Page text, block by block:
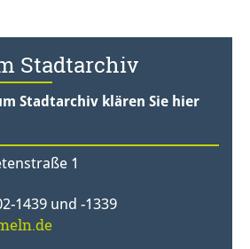
Stadtarchiv
Stadtarchiv klären Sie hier
1
1439 und -1339